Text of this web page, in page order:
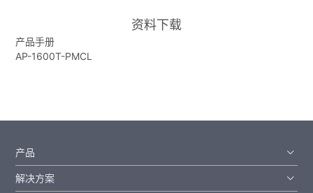
资料下载
产品手册
AP-1600T-PMCL
产品
解决方案